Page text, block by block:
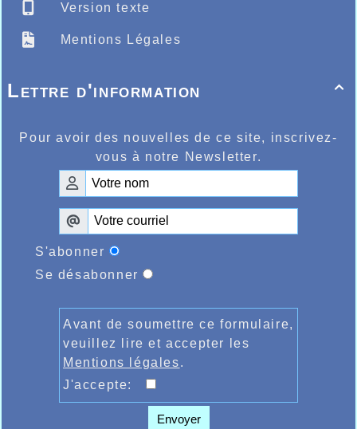
Version texte
Mentions Légales

Lettre d'information
Pour avoir des nouvelles de ce site, inscrivez-
vous à notre Newsletter.
S'abonner
Se désabonner
Avant de soumettre ce formulaire,
veuillez lire et accepter les
Mentions légales.
J'accepte:
Envoyer